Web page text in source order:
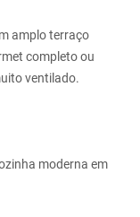
amplo terraço
completo ou
ventilado.
moderna em